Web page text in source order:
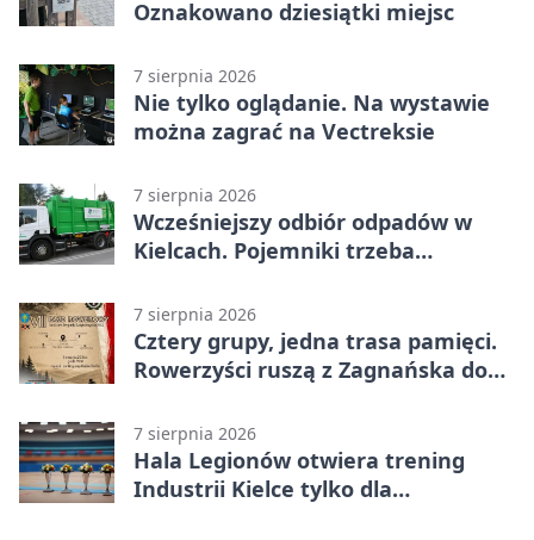
Oznakowano dziesiątki miejsc
7 sierpnia 2026
Nie tylko oglądanie. Na wystawie
można zagrać na Vectreksie
7 sierpnia 2026
Wcześniejszy odbiór odpadów w
Kielcach. Pojemniki trzeba
7 sierpnia 2026
Cztery grupy, jedna trasa pamięci.
Rowerzyści ruszą z Zagnańska do
7 sierpnia 2026
Hala Legionów otwiera trening
Industrii Kielce tylko dla